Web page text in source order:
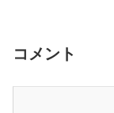
コメント